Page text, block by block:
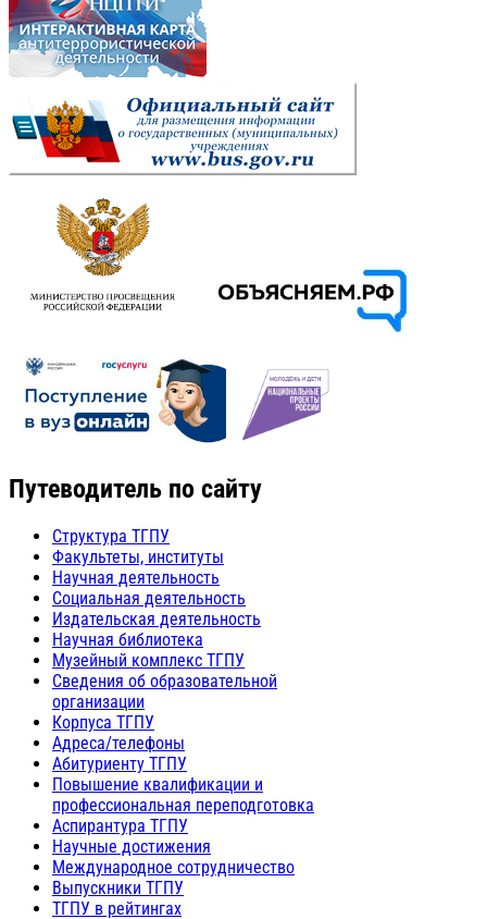
Путеводитель по сайту
Структура ТГПУ
Факультеты, институты
Научная деятельность
Социальная деятельность
Издательская деятельность
Научная библиотека
Музейный комплекс ТГПУ
Сведения об образовательной
организации
Корпуса ТГПУ
Адреса/телефоны
Абитуриенту ТГПУ
Повышение квалификации и
профессиональная переподготовка
Аспирантура ТГПУ
Научные достижения
Международное сотрудничество
Выпускники ТГПУ
ТГПУ в рейтингах